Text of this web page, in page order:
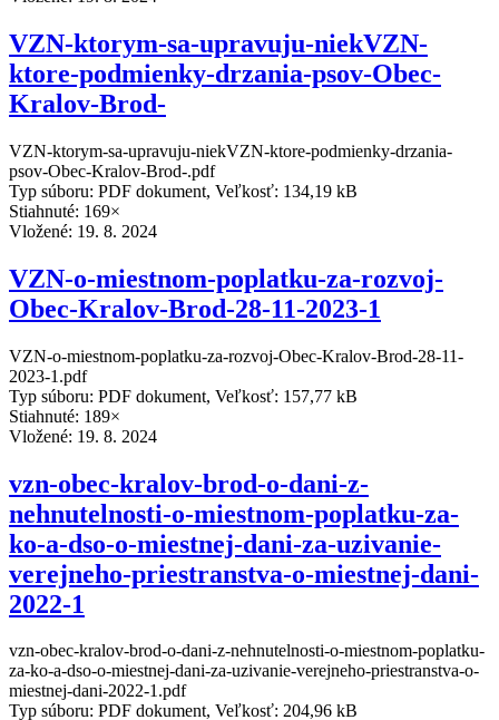
VZN-ktorym-sa-upravuju-niekVZN-
ktore-podmienky-drzania-psov-Obec-
Kralov-Brod-
VZN-ktorym-sa-upravuju-niekVZN-ktore-podmienky-drzania-
psov-Obec-Kralov-Brod-.pdf
Typ súboru: PDF dokument, Veľkosť: 134,19 kB
Stiahnuté: 169×
Vložené: 19. 8. 2024
VZN-o-miestnom-poplatku-za-rozvoj-
Obec-Kralov-Brod-28-11-2023-1
VZN-o-miestnom-poplatku-za-rozvoj-Obec-Kralov-Brod-28-11-
2023-1.pdf
Typ súboru: PDF dokument, Veľkosť: 157,77 kB
Stiahnuté: 189×
Vložené: 19. 8. 2024
vzn-obec-kralov-brod-o-dani-z-
nehnutelnosti-o-miestnom-poplatku-za-
ko-a-dso-o-miestnej-dani-za-uzivanie-
verejneho-priestranstva-o-miestnej-dani-
2022-1
vzn-obec-kralov-brod-o-dani-z-nehnutelnosti-o-miestnom-poplatku-
za-ko-a-dso-o-miestnej-dani-za-uzivanie-verejneho-priestranstva-o-
miestnej-dani-2022-1.pdf
Typ súboru: PDF dokument, Veľkosť: 204,96 kB